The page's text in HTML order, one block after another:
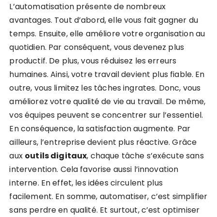
L’automatisation présente de nombreux
avantages. Tout d’abord, elle vous fait gagner du
temps. Ensuite, elle améliore votre organisation au
quotidien. Par conséquent, vous devenez plus
productif. De plus, vous réduisez les erreurs
humaines. Ainsi, votre travail devient plus fiable. En
outre, vous limitez les tâches ingrates. Donc, vous
améliorez votre qualité de vie au travail. De même,
vos équipes peuvent se concentrer sur l’essentiel.
En conséquence, la satisfaction augmente. Par
ailleurs, l’entreprise devient plus réactive. Grâce
aux outils digitaux, chaque tâche s’exécute sans
intervention. Cela favorise aussi l’innovation
interne. En effet, les idées circulent plus
facilement. En somme, automatiser, c’est simplifier
sans perdre en qualité. Et surtout, c’est optimiser